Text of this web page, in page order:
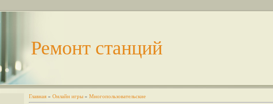
Ремонт станций
Главная » Онлайн игры » Многопользовательские